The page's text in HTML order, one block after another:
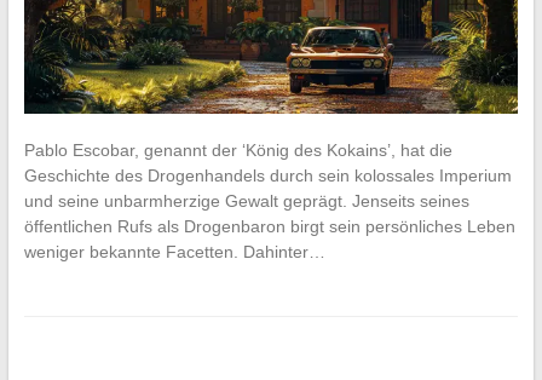
Pablo Escobar, genannt der ‘König des Kokains’, hat die
Geschichte des Drogenhandels durch sein kolossales Imperium
und seine unbarmherzige Gewalt geprägt. Jenseits seines
öffentlichen Rufs als Drogenbaron birgt sein persönliches Leben
weniger bekannte Facetten. Dahinter…